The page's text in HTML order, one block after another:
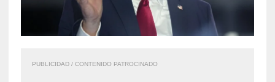
PUBLICIDAD / CONTENIDO PATROCINADO